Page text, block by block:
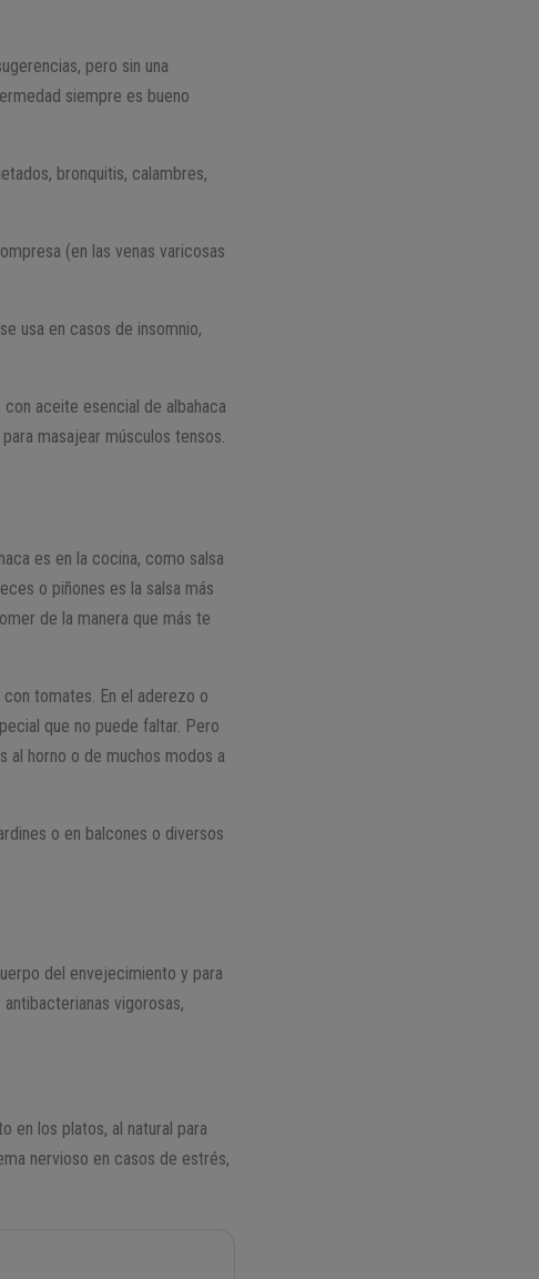
pero sin una
siempre es bueno
bronquitis, calambres,
(en las venas varicosas
se usa en casos de insomnio,
aceite esencial de albahaca
masajear músculos tensos.
es en la cocina, como salsa
o piñones es la salsa más
de la manera que más te
tomates. En el aderezo o
que no puede faltar. Pero
al horno o de muchos modos a
o en balcones o diversos
del envejecimiento y para
vigorosas,
en los platos, al natural para
nervioso en casos de estrés,